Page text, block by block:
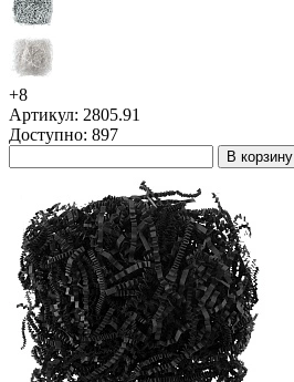
+8
Артикул: 2805.91
Доступно: 897
В корзину